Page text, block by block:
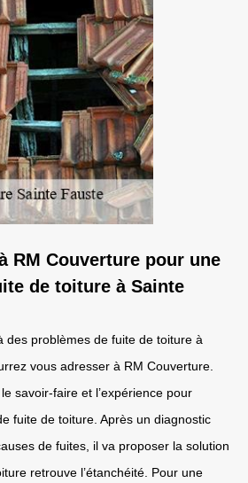
RM Couverture pour une
de toiture à Sainte
des problèmes de fuite de toiture à
vous adresser à RM Couverture.
savoir-faire et l’expérience pour
fuite de toiture. Après un diagnostic
de fuites, il va proposer la solution
retrouve l’étanchéité. Pour une